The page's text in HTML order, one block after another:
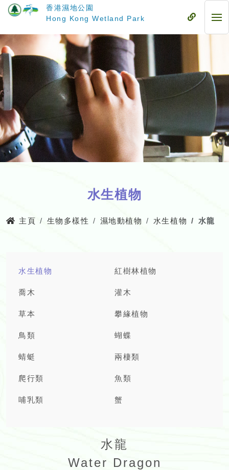
要
內
容
香港濕地公園
Hong Kong Wetland Park
流
流
動
水生植物
主頁 生物多樣性 濕地動植物 水生植物 水龍
水生植物 紅樹林植物
喬木 灌木
草本 攀緣植物
鳥類 蝴蝶
蜻蜓 兩棲類
爬行類 魚類
哺乳類 蟹
水龍
Water Dragon